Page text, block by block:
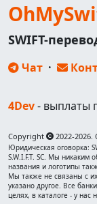
SWIFT-
Чат ·
4Dev- выплаты
Copyright 2022-2026.
Юридическая оговорка:
S.W.I.F.T. SC. Мы никаким
названия и логотипы
Мы также не связаны с
указано другое. Все
целях, в каталоге - у нас